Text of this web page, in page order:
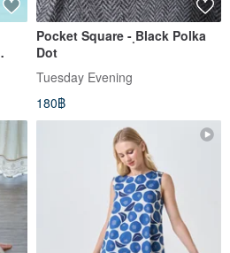
Pocket Square - ฺBlack Polka
Dot
Tuesday Evening
180฿